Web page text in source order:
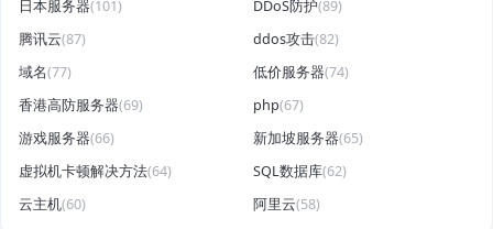
日本服务器(101) DDoS防护(89)
腾讯云(87) ddos攻击(82)
域名(77) 低价服务器(74)
香港高防服务器(69) php(67)
游戏服务器(66) 新加坡服务器(65)
虚拟机卡顿解决方法(64) SQL数据库(62)
云主机(60) 阿里云(58)